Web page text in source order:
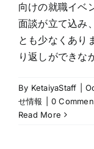
向けの就職イベ
面談が立て込み
とも少なくあり
り返しができな
By KetaiyaStaff
せ情報
0
Read More